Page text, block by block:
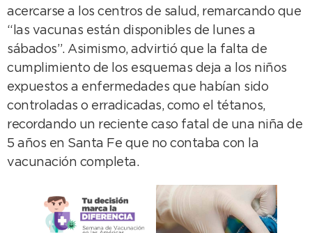
acercarse a los centros de salud, remarcando que
“las vacunas están disponibles de lunes a
sábados”. Asimismo, advirtió que la falta de
cumplimiento de los esquemas deja a los niños
expuestos a enfermedades que habían sido
controladas o erradicadas, como el tétanos,
recordando un reciente caso fatal de una niña de
5 años en Santa Fe que no contaba con la
vacunación completa.